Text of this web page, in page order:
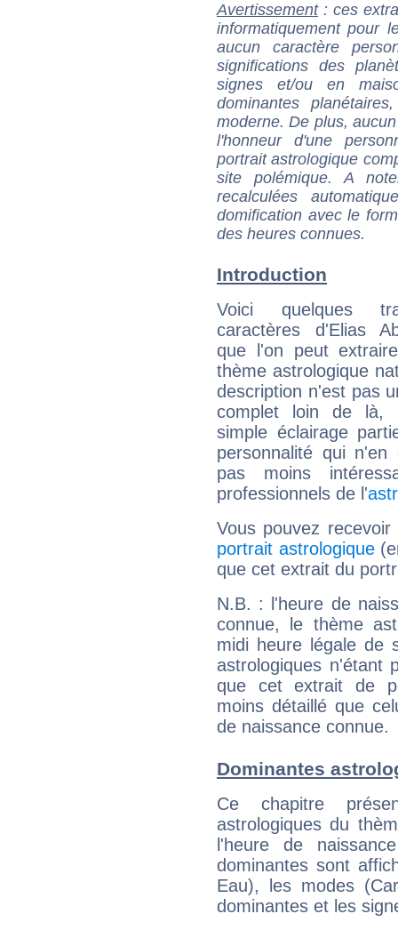
Avertissement: ces
informatiquement pour
aucun caractère
significations des
signes et/ou en
dominantes
moderne. De plus,
l'honneur d'une
portrait astrologique
site polémique. A
recalculées
domification avec le
des heures connues.
Introduction
Voici quelques
caractères d'Elias
que l'on peut
thème astrologique
description n'est pas
complet loin de là,
simple éclairage
personnalité qui n'en
pas moins
professionnels de l'
Vous pouvez
portrait astrologique
que cet extrait du
N.B. : l'heure de
connue, le thème
midi heure légale de
astrologiques n'étant
que cet extrait de
moins détaillé que
de naissance connue.
Dominantes
Ce chapitre
astrologiques du
l'heure de
dominantes sont
Eau), les modes
dominantes et les